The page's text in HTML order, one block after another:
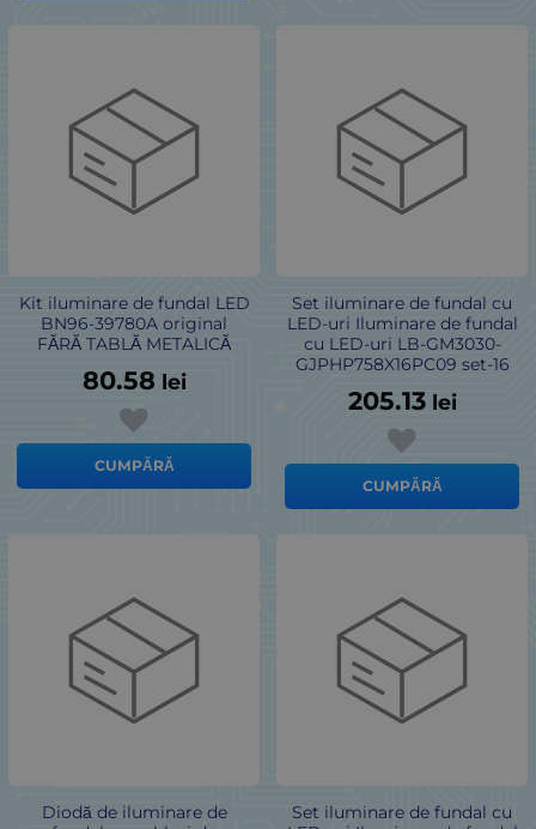
Kit iluminare de fundal LED
BN96-39780A original
FĂRĂ TABLĂ METALICĂ
80.58 lei
CUMPĂRĂ
Set iluminare de fundal cu
LED-uri Iluminare de fundal
cu LED-uri LB-GM3030-
GJPHP758X16PC09 set-16
205.13 lei
CUMPĂRĂ
Diodă de iluminare de
Set iluminare de fundal cu